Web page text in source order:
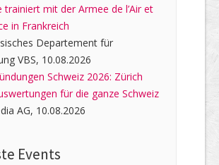
trainiert mit der Armee de l’Air et
in Frankreich
Departement für
VBS, 10.08.2026
Schweiz 2026: Zürich
für die ganze Schweiz
AG, 10.08.2026
Events